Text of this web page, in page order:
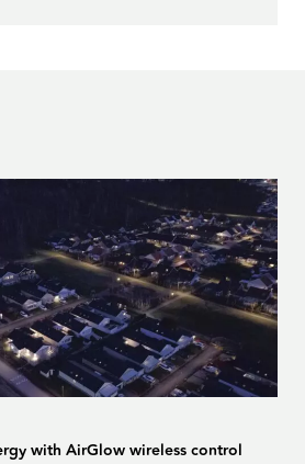
with AirGlow wireless control